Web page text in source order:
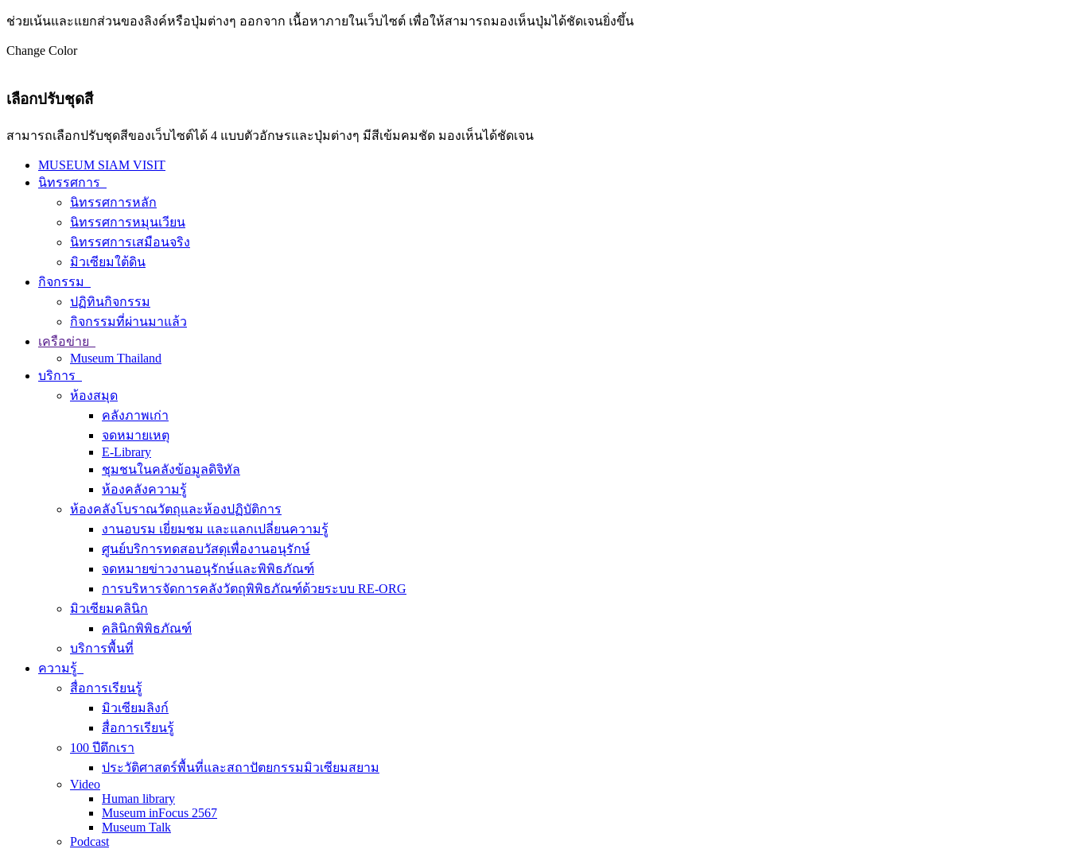
ช่วยเน้นและแยกส่วนของลิงค์หรือปุ่มต่างๆ ออกจาก เนื้อหาภายในเว็บไซต์ เพื่อให้สามารถมองเห็นปุ่มได้ชัดเจนยิ่งขึ้น
Change Color
เลือกปรับชุดสี
สามารถเลือกปรับชุดสีของเว็บไซต์ได้ 4 แบบตัวอักษรและปุ่มต่างๆ มีสีเข้มคมชัด มองเห็นได้ชัดเจน
MUSEUM SIAM VISIT
นิทรรศการ
นิทรรศการหลัก
นิทรรศการหมุนเวียน
นิทรรศการเสมือนจริง
มิวเซียมใต้ดิน
กิจกรรม
ปฏิทินกิจกรรม
กิจกรรมที่ผ่านมาแล้ว
เครือข่าย
Museum Thailand
บริการ
ห้องสมุด
คลังภาพเก่า
จดหมายเหตุ
E-Library
ชุมชนในคลังข้อมูลดิจิทัล
ห้องคลังความรู้
ห้องคลังโบราณวัตถุและห้องปฏิบัติการ
งานอบรม เยี่ยมชม และแลกเปลี่ยนความรู้
ศูนย์บริการทดสอบวัสดุเพื่องานอนุรักษ์
จดหมายข่าวงานอนุรักษ์และพิพิธภัณฑ์
การบริหารจัดการคลังวัตถุพิพิธภัณฑ์ด้วยระบบ RE-ORG
มิวเซียมคลินิก
คลินิกพิพิธภัณฑ์
บริการพื้นที่
ความรู้
สื่อการเรียนรู้
มิวเซียมลิงก์
สื่อการเรียนรู้
100 ปีตึกเรา
ประวัติศาสตร์พื้นที่และสถาปัตยกรรมมิวเซียมสยาม
Video
Human library
Museum inFocus 2567
Museum Talk
Podcast